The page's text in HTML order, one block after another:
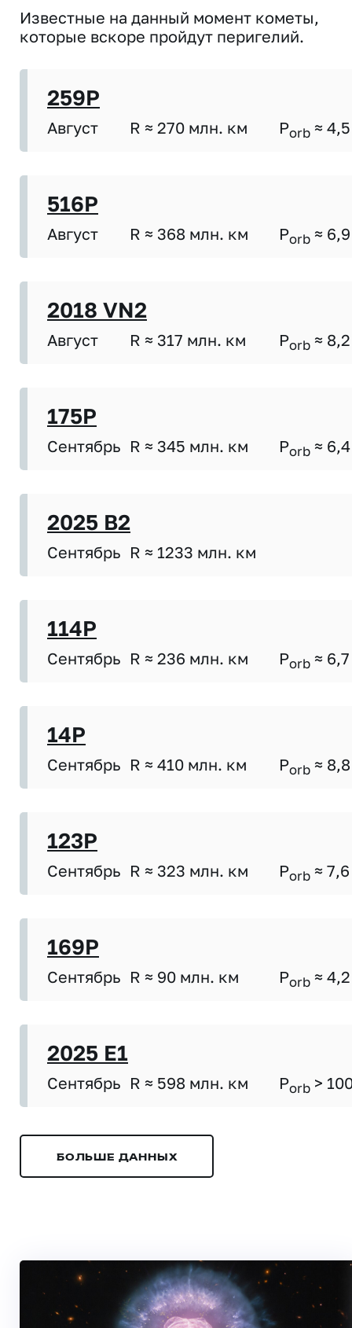
Известные на данный момент кометы,
которые вскоре пройдут перигелий.
259P
Август R ≈ 270 млн. км Porb ≈ 4,5
516P
Август R ≈ 368 млн. км Porb ≈ 6,9
2018 VN2
Август R ≈ 317 млн. км Porb ≈ 8,2
175P
Сентябрь R ≈ 345 млн. км Porb ≈ 6,4
2025 B2
Сентябрь R ≈ 1233 млн. км
114P
Сентябрь R ≈ 236 млн. км Porb ≈ 6,7
14P
Сентябрь R ≈ 410 млн. км Porb ≈ 8,8
123P
Сентябрь R ≈ 323 млн. км Porb ≈ 7,6
169P
Сентябрь R ≈ 90 млн. км Porb ≈ 4,2
2025 E1
Сентябрь R ≈ 598 млн. км Porb >
БОЛЬШЕ ДАННЫХ